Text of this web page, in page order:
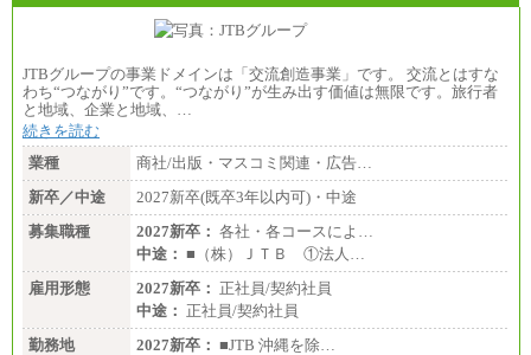
JTBグループの事業ドメインは「交流創造事業」です。 交流とはすな
わち“つながり”です。“つながり”が生み出す価値は無限です。旅行者
と地域、企業と地域、…
続きを読む
業種
商社/出版・マスコミ関連・広告…
新卒／中途
2027新卒(既卒3年以内可)・中途
募集職種
2027新卒： 各社・各コースによ…
中途： ■（株）ＪＴＢ ①法人…
雇用形態
2027新卒： 正社員/契約社員
中途： 正社員/契約社員
勤務地
2027新卒： ■JTB 沖縄を除…